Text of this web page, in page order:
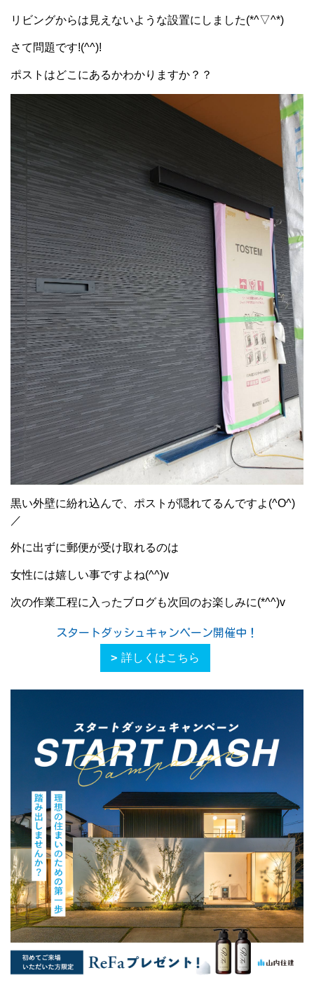
リビングからは見えないような設置にしました(*^▽^*)
さて問題です!(^^)!
ポストはどこにあるかわかりますか？？
黒い外壁に紛れ込んで、ポストが隠れてるんですよ(^O^)
／
外に出ずに郵便が受け取れるのは
女性には嬉しい事ですよね(^^)v
次の作業工程に入ったブログも次回のお楽しみに(*^^)v
スタートダッシュキャンペーン開催中！
詳しくはこちら